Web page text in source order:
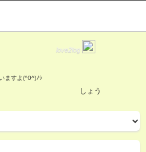
love2log
ますよ(^0^)ﾉｼ
しょう